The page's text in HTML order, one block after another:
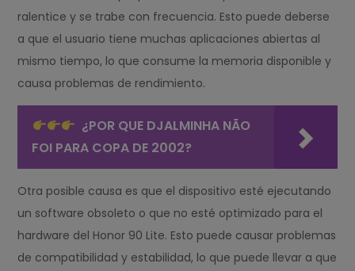
ralentice y se trabe con frecuencia. Esto puede deberse
a que el usuario tiene muchas aplicaciones abiertas al
mismo tiempo, lo que consume la memoria disponible y
causa problemas de rendimiento.
¿POR QUE DJALMINHA NÃO
FOI PARA COPA DE 2002?
Otra posible causa es que el dispositivo esté ejecutando
un software obsoleto o que no esté optimizado para el
hardware del Honor 90 Lite. Esto puede causar problemas
de compatibilidad y estabilidad, lo que puede llevar a que